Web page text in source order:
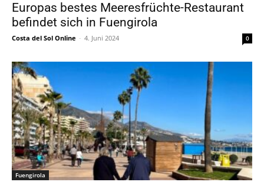
Europas bestes Meeresfrüchte-Restaurant
befindet sich in Fuengirola
Costa del Sol Online - 4. Juni 2024 0
Fuengirola